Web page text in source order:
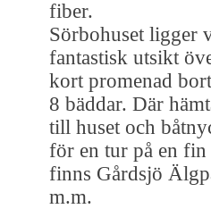
fiber.
Sörbohuset ligger
fantastisk utsikt
kort promenad
8 bäddar. Där
till huset och
för en tur på en
finns Gårdsjö
m.m.